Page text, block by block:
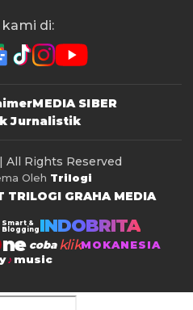
di:
MEDIA SIBER
Jurnalistik
All Rights Reserved
Oleh Trilogi
TRILOGI GRAHA MEDIA
Smart &
Blogging INDOBRITA
coba klikMOKANESIA
music